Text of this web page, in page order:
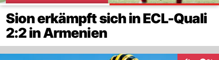
Sion erkämpft sich in ECL-Quali
2:2 in Armenien